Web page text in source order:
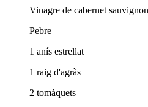
Vinagre de cabernet sauvignon
Pebre
1 anís estrellat
1 raig d'agràs
2 tomàquets